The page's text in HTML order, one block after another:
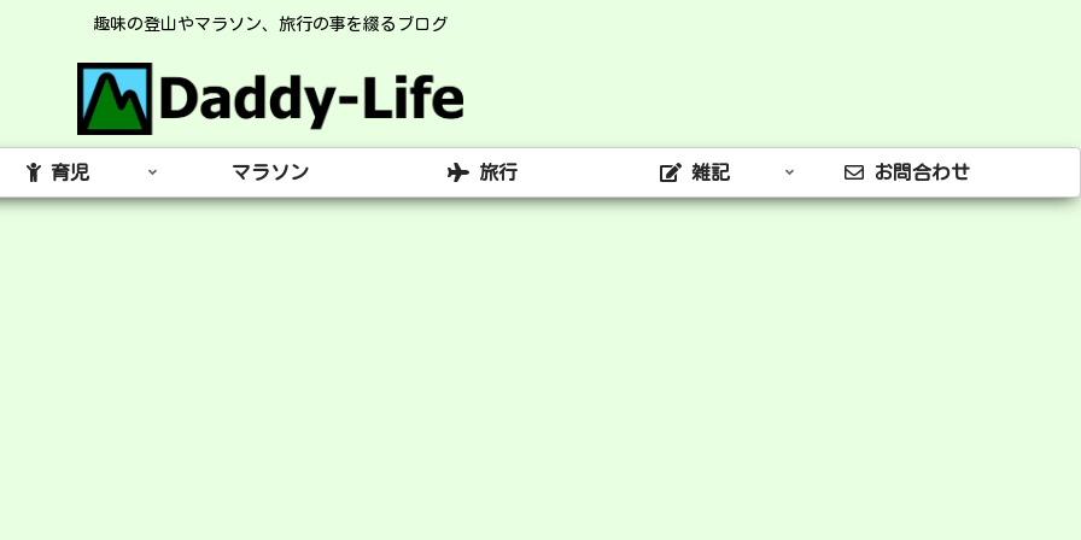
趣味の登山やマラソン、旅行の事を綴るブログ
育児 マラソン 旅行 雑記 お問合わせ